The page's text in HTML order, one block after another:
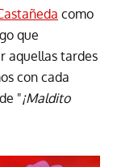
como
que
aquellas tardes
con cada
"¡Maldito